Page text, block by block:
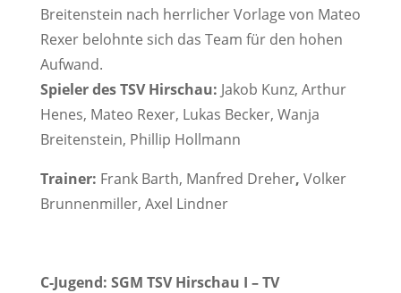
Breitenstein nach herrlicher Vorlage von Mateo
Rexer belohnte sich das Team für den hohen
Aufwand.
Spieler des TSV Hirschau: Jakob Kunz, Arthur
Henes, Mateo Rexer, Lukas Becker, Wanja
Breitenstein, Phillip Hollmann
Trainer: Frank Barth, Manfred Dreher, Volker
Brunnenmiller, Axel Lindner
C-Jugend: SGM TSV Hirschau I – TV